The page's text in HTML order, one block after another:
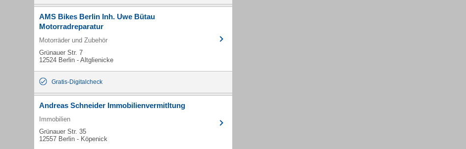
AMS Bikes Berlin Inh. Uwe Bütau
Motorradreparatur
Motorräder und Zubehör
Grünauer Str. 7
12524 Berlin - Altglienicke
Gratis-Digitalcheck
Andreas Schneider Immobilienvermitltung
Immobilien
Grünauer Str. 35
12557 Berlin - Köpenick